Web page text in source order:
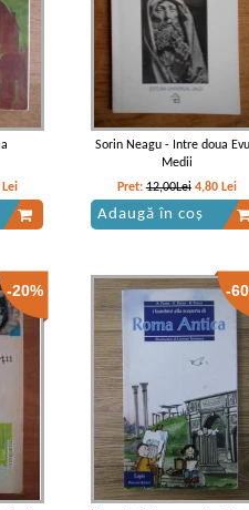
Lei
Sorin Neagu - Intre doua
Medii
Pret:12,00Lei 4,80 Lei
Adaugă în coș
-20% -